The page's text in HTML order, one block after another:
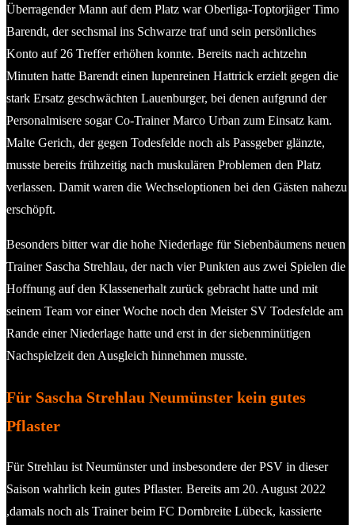
Überragender Mann auf dem Platz war Oberliga-Toptorjäger Timo
Barendt, der sechsmal ins Schwarze traf und sein persönliches
Konto auf 26 Treffer erhöhen konnte. Bereits nach achtzehn
Minuten hatte Barendt einen lupenreinen Hattrick erzielt gegen die
stark Ersatz geschwächten Lauenburger, bei denen aufgrund der
Personalmisere sogar Co-Trainer Marco Urban zum Einsatz kam.
Malte Gerich, der gegen Todesfelde noch als Passgeber glänzte,
musste bereits frühzeitig nach muskulären Problemen den Platz
verlassen. Damit waren die Wechseloptionen bei den Gästen nahezu
erschöpft.
Besonders bitter war die hohe Niederlage für Siebenbäumens neuen
Trainer Sascha Strehlau, der nach vier Punkten aus zwei Spielen die
Hoffnung auf den Klassenerhalt zurück gebracht hatte und mit
seinem Team vor einer Woche noch den Meister SV Todesfelde am
Rande einer Niederlage hatte und erst in der siebenminütigen
Nachspielzeit den Ausgleich hinnehmen musste.
Für Sascha Strehlau Neumünster kein gutes
Pflaster
Für Strehlau ist Neumünster und insbesondere der PSV in dieser
Saison wahrlich kein gutes Pflaster. Bereits am 20. August 2022
,damals noch als Trainer beim FC Dornbreite Lübeck, kassierte